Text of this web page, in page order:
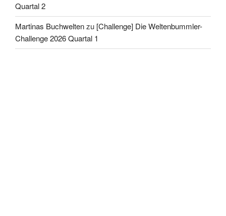
Quartal 2
Martinas Buchweltenzu [Challenge] Die Weltenbummler-
Challenge 2026 Quartal 1